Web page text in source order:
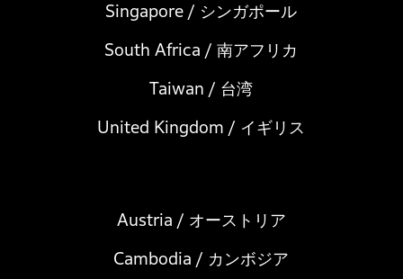
Singapore / シンガポール
South Africa / 南アフリカ
Taiwan / 台湾
United Kingdom / イギリス
Austria / オーストリア
Cambodia / カンボジア